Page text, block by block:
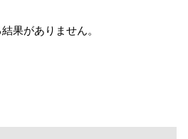
果がありません。